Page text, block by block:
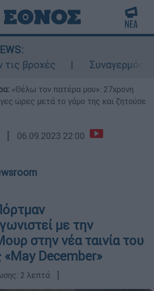
βροχές
Συναγερμός
«Θέλω τον πατέρα μου»: 27χρονη
ώρες μετά το γάμο της και ζητούσε
┋ 06.09.2023 22:00
με την
στην νέα ταινία του
«May December»
2 λεπτά ┋